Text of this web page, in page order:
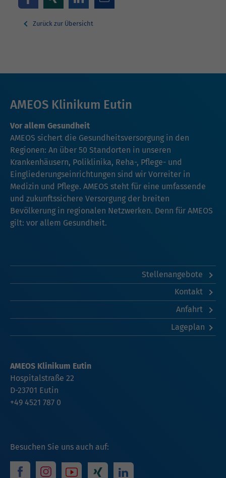
Zurück zur Übersicht
AMEOS Klinikum Eutin
Vor allem Gesundheit
AMEOS sichert die Gesundheitsversorgung in den
Regionen: An über 50 Standorten in unseren
Krankenhäusern, Poliklinika, Reha-, Pflege- und
Eingliederungseinrichtungen sind wir Vorreiter in
Medizin und Pflege. AMEOS steht für eine umfassende
und zukunftssichere Versorgung der breiten
Bevölkerung in regionalen Netzwerken. Denn für AMEOS
gilt: vor allem Gesundheit.
Stellenangebote
Kontakt
Anfahrt
Lageplan
Besuchen Sie uns auch auf:
AMEOS Klinikum Eutin
Hospitalstraße 22
D-23701 Eutin
+49 4521 787 0